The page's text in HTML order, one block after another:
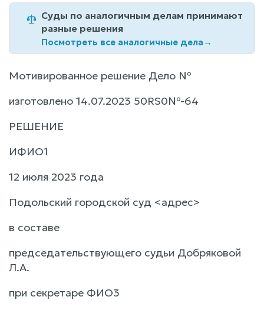
Суды по аналогичным делам принимают
разные решения
Посмотреть все аналогичные дела→
Мотивированное решение Дело №
изготовлено 14.07.2023 50RS0№-64
РЕШЕНИЕ
ИФИО1
12 июля 2023 года
Подольский городской суд <адрес>
в составе
председательствующего судьи Добряковой
Л.А.
при секретаре ФИО3